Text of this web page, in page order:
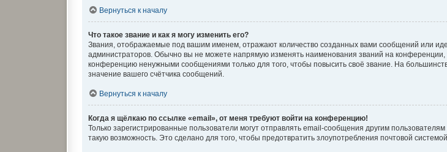
Вернуться к началу
Что такое звание и как я могу изменить его?
Звания, отображаемые под вашим именем, отражают количество созданных вами сообщений или
администраторов. Обычно вы не можете напрямую изменять наименования званий на
конференцию ненужными сообщениями только для того, чтобы повысить своё звание. На
значение вашего счётчика сообщений.
Вернуться к началу
Когда я щёлкаю по ссылке «email», от меня требуют войти на конференцию!
Только зарегистрированные пользователи могут отправлять email-сообщения другим
такую возможность. Это сделано для того, чтобы предотвратить злоупотребления почтовой